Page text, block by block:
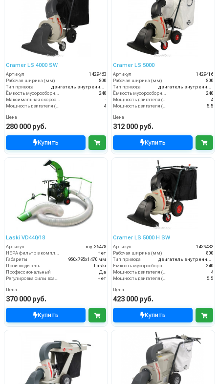
Cramer LS 4000 SW
Артикул
1429463
Рабочая ширина (мм)
800
Тип привода
240
-
4
Цена
280 000 руб.
Купить
Cramer LS 5000
Артикул
1429416
Рабочая ширина (мм)
800
Тип привода
240
4
5.5
Цена
312 000 руб.
Купить
Laski VD440/18
Артикул
my.26478
HEPA фильтр в комплекте
Нет
Габариты
950х795х1470 мм
Производитель
Laski
Профессиональный
Да
Регулировка силы всасывания
Нет
Цена
370 000 руб.
Купить
Cramer LS 5000 H SW
Артикул
1429432
Рабочая ширина (мм)
800
Тип привода
двигатель внутреннего сгорания
Ёмкость мусоросборника (л)
240
Мощность двигателя (кВт)
4
Мощность двигателя (лс)
5.5
Цена
423 000 руб.
Купить